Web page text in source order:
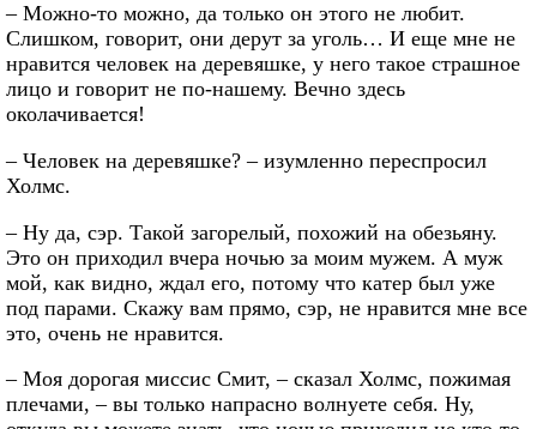
– Можно-то можно, да только он этого не любит.
Слишком, говорит, они дерут за уголь… И еще мне не
нравится человек на деревяшке, у него такое страшное
лицо и говорит не по-нашему. Вечно здесь
околачивается!
– Человек на деревяшке? – изумленно переспросил
Холмс.
– Ну да, сэр. Такой загорелый, похожий на обезьяну.
Это он приходил вчера ночью за моим мужем. А муж
мой, как видно, ждал его, потому что катер был уже
под парами. Скажу вам прямо, сэр, не нравится мне все
это, очень не нравится.
– Моя дорогая миссис Смит, – сказал Холмс, пожимая
плечами, – вы только напрасно волнуете себя. Ну,